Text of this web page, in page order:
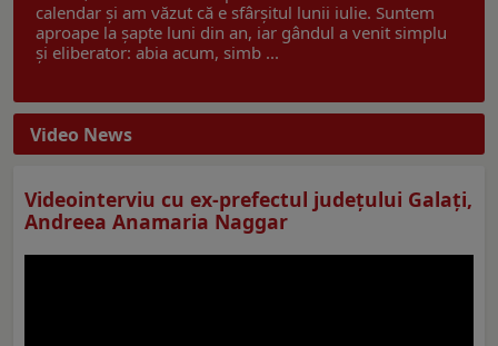
calendar și am văzut că e sfârșitul lunii iulie. Suntem
aproape la șapte luni din an, iar gândul a venit simplu
și eliberator: abia acum, simb ...
Video News
Videointerviu cu ex-prefectul judeţului Galaţi,
Andreea Anamaria Naggar